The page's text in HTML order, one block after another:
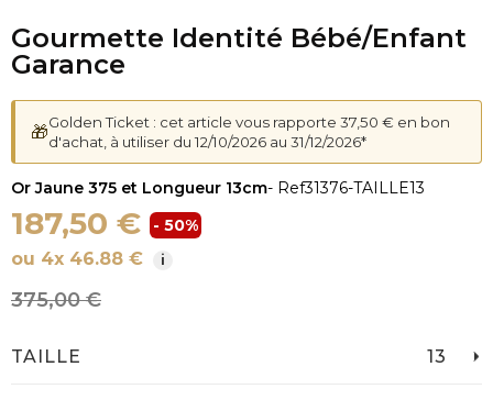
Gourmette Identité Bébé/Enfant
Garance
🎁Golden Ticket : cet article vous rapporte 37,50 € en bon
d'achat, à utiliser du 12/10/2026 au 31/12/2026*
Or Jaune 375 et Longueur 13cm- Ref31376-TAILLE13
187,50 € - 50%
ou 4x 46.88 € i
375,00 €
TAILLE 13